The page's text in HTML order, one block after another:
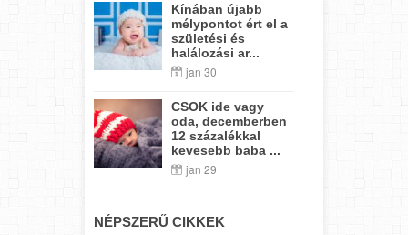
Kínában újabb
mélypontot ért el a
születési és
halálozási ar...
jan 30
CSOK ide vagy
oda, decemberben
12 százalékkal
kevesebb baba ...
jan 29
NÉPSZERŰ CIKKEK